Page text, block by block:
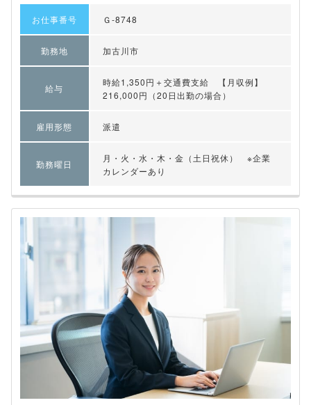
お仕事番号 Ｇ-8748
勤務地 加古川市
給与
時給1,350円＋交通費支給 【月収例】
216,000円（20日出勤の場合）
雇用形態 派遣
勤務曜日
月・火・水・木・金（土日祝休） ※企業
カレンダーあり